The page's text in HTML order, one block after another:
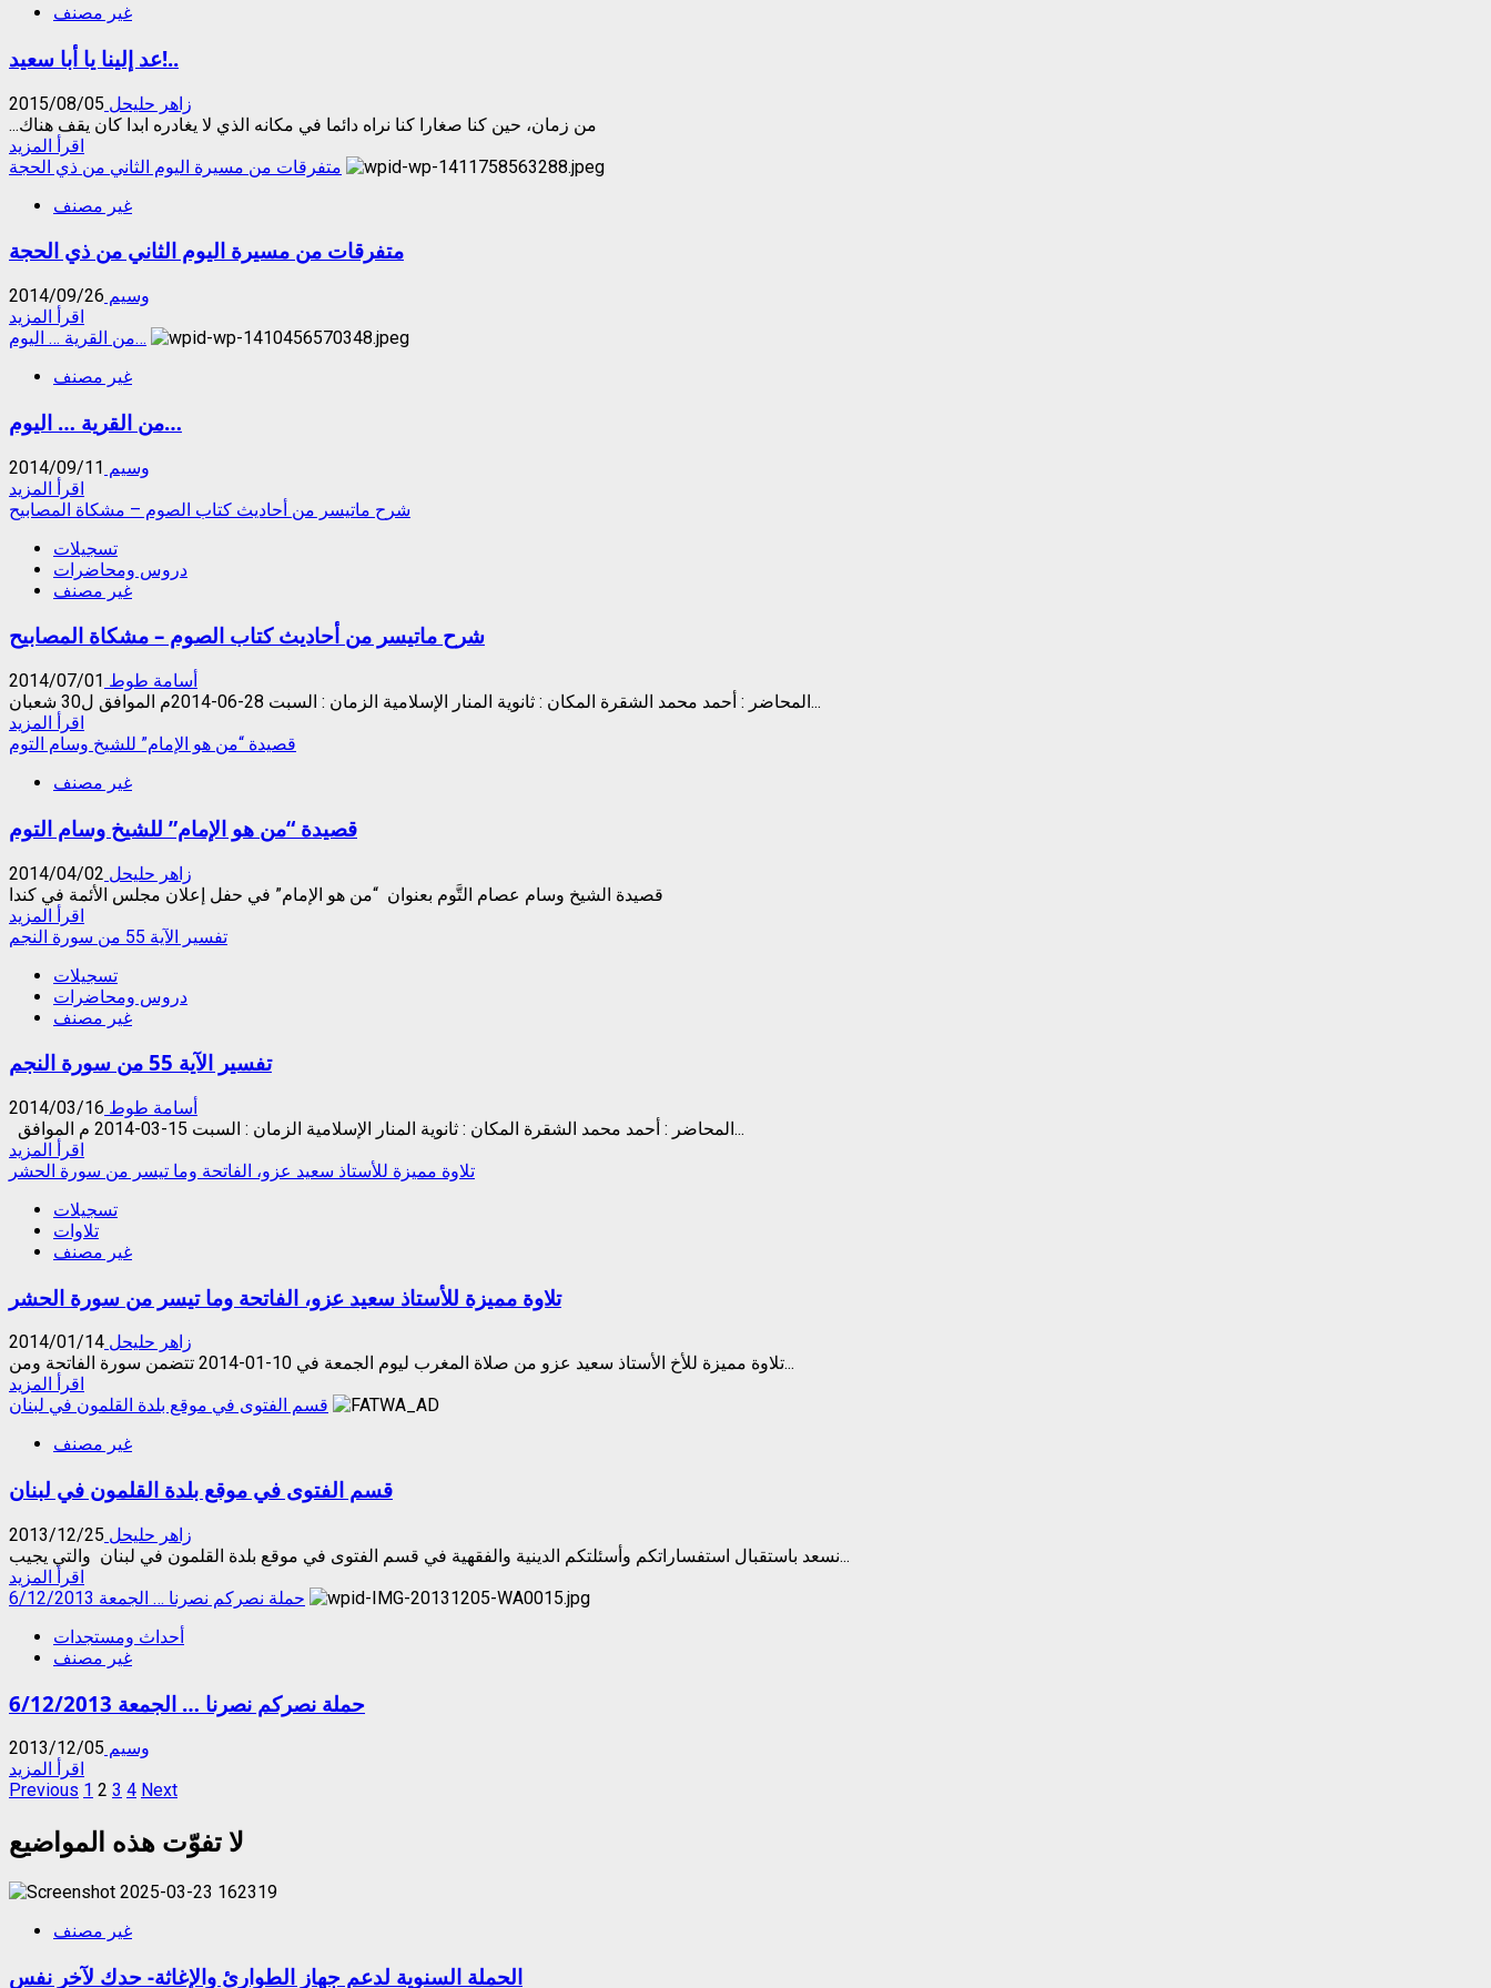
بلغت
التصويت
الساعة
الثالثه
25
%
حسب
الانتخابية
للائحة
‫#‏القلمون_بلدتي
مجموعه
1203
اصوات
غير مصنف
عد إلينا يا أبا سعيد!..
زاهر حليحل 2015/08/05
‬‏‬من زمان، حين كنا صغارا ‫كنا نراه دائما في مكانه الذي لا يغادره ابدا كان يقف هناك...
اقرأ المزيد
more
عد
يا
سعيد!..
متفرقات من مسيرة اليوم الثاني من ذي الحجة
غير مصنف
متفرقات من مسيرة اليوم الثاني من ذي الحجة
وسيم 2014/09/26
اقرأ المزيد
more
متفرقات
مسيرة
اليوم
الثاني
ذي
من القرية … اليوم…
غير مصنف
من القرية … اليوم…
وسيم 2014/09/11
اقرأ المزيد
more
من
القرية
…
شرح ماتيسر من أحاديث كتاب الصوم – مشكاة المصابيح
تسجيلات
دروس ومحاضرات
غير مصنف
شرح ماتيسر من أحاديث كتاب الصوم – مشكاة المصابيح
أسامة طوط 2014/07/01
المحاضر : أحمد محمد الشقرة المكان : ثانوية المنار الإسلامية الزمان : السبت 28-06-2014م الموافق ل30 شعبان...
اقرأ المزيد
more
شرح
من
أحاديث
كتاب
الصوم
مشكاة
المصابيح
قصيدة “من هو الإمام” للشيخ وسام التوم
غير مصنف
قصيدة “من هو الإمام” للشيخ وسام التوم
زاهر حليحل 2014/04/02
قصيدة الشيخ وسام عصام التَّوم بعنوان “من هو الإمام” في حفل إعلان مجلس الأئمة في كندا
اقرأ المزيد
more
قصيدة
“من
هو
للشيخ
وسام
التوم
تفسير الآية 55 من سورة النجم
تسجيلات
دروس ومحاضرات
غير مصنف
تفسير الآية 55 من سورة النجم
أسامة طوط 2014/03/16
المحاضر : أحمد محمد الشقرة المكان : ثانوية المنار الإسلامية الزمان : السبت 15-03-2014 م الموافق...
اقرأ المزيد
more
تفسير
الآية
55
سورة
النجم
تلاوة مميزة للأستاذ سعيد عزو، الفاتحة وما تيسر من سورة الحشر
تسجيلات
تلاوات
غير مصنف
تلاوة مميزة للأستاذ سعيد عزو، الفاتحة وما تيسر من سورة الحشر
زاهر حليحل 2014/01/14
تلاوة مميزة للأخ الأستاذ سعيد عزو من صلاة المغرب ليوم الجمعة في 10-01-2014 تتضمن سورة الفاتحة ومن...
اقرأ المزيد
more
تلاوة
للأستاذ
سعيد
عزو،
الفاتحة
وما
تيسر
سورة
الحشر
قسم الفتوى في موقع بلدة القلمون في لبنان
غير مصنف
قسم الفتوى في موقع بلدة القلمون في لبنان
زاهر حليحل 2013/12/25
نسعد باستقبال استفساراتكم وأسئلتكم الدينية والفقهية في قسم الفتوى في موقع بلدة القلمون في لبنان والتي يجيب...
اقرأ المزيد
more
قسم
الفتوى
موقع
القلمون
لبنان
حملة نصركم نصرنا … الجمعة 6/12/2013
أحداث ومستجدات
غير مصنف
حملة نصركم نصرنا … الجمعة 6/12/2013
وسيم 2013/12/05
اقرأ المزيد
more
حملة
نصركم
…
6/12/2013
Posts
pagination
Previous 1 2 3 4 Next
لا تفوّت هذه المواضيع
غير مصنف
الحملة السنوية لدعم جهاز الطوارئ والإغاثة- حدك لآخر نفس